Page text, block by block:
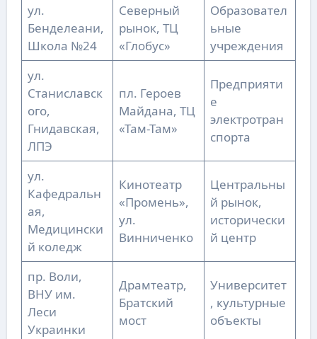
ул.
Бенделеани,
Школа №24
Северный
рынок, ТЦ
«Глобус»
Образовател
ьные
учреждения
ул.
Станиславск
ого,
Гнидавская,
ЛПЭ
пл. Героев
Майдана, ТЦ
«Там-Там»
Предприяти
е
электротран
спорта
ул.
Кафедральн
ая,
Медицински
й коледж
Кинотеатр
«Промень»,
ул.
Винниченко
Центральны
й рынок,
исторически
й центр
пр. Воли,
ВНУ им.
Леси
Украинки
Драмтеатр,
Братский
мост
Университет
, культурные
объекты